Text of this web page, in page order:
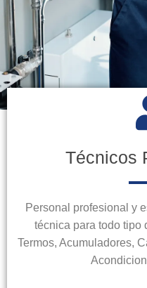
Técnicos
Personal profesional y
técnica para todo tipo
Termos, Acumuladores,